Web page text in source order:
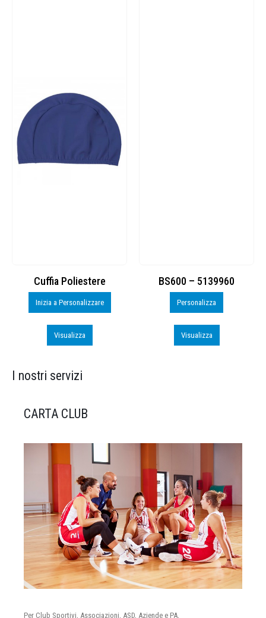
Cuffia Poliestere
Inizia a Personalizzare
Visualizza
BS600 – 5139960
Personalizza
Visualizza
I nostri servizi
CARTA CLUB
Per Club Sportivi, Associazioni, ASD, Aziende e PA,